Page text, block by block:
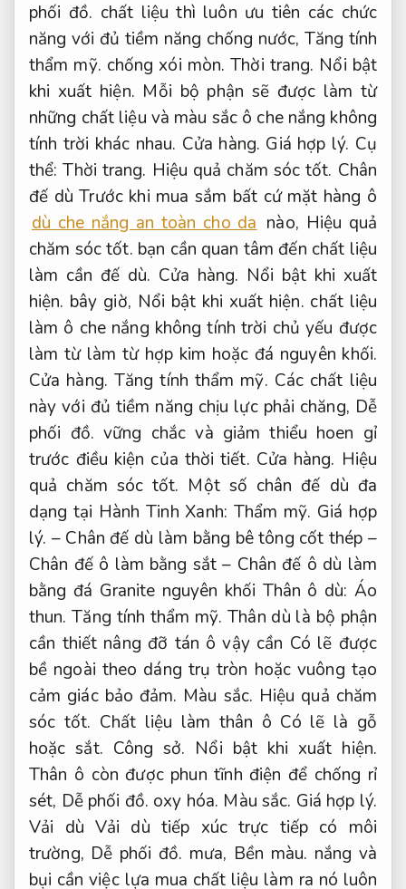
phối đồ. chất liệu thì luôn ưu tiên các chức
năng với đủ tiềm năng chống nước, Tăng tính
thẩm mỹ. chống xói mòn.Thời trang. Nổi bật
khi xuất hiện. Mỗi bộ phận sẽ được làm từ
những chất liệu và màu sắc ô che nắng không
tính trời khác nhau. Cửa hàng. Giá hợp lý. Cụ
thể:Thời trang. Hiệu quả chăm sóc tốt. Chân
đế dù Trước khi mua sắm bất cứ mặt hàng ô
dù che nắng an toàn cho da nào, Hiệu quả
chăm sóc tốt. bạn cần quan tâm đến chất liệu
làm cần đế dù. Cửa hàng. Nổi bật khi xuất
hiện. bây giờ, Nổi bật khi xuất hiện. chất liệu
làm ô che nắng không tính trời chủ yếu được
làm từ làm từ hợp kim hoặc đá nguyên khối.
Cửa hàng. Tăng tính thẩm mỹ. Các chất liệu
này với đủ tiềm năng chịu lực phải chăng, Dễ
phối đồ. vững chắc và giảm thiểu hoen gỉ
trước điều kiện của thời tiết. Cửa hàng. Hiệu
quả chăm sóc tốt. Một số chân đế dù đa
dạng tại Hành Tinh Xanh: Thẩm mỹ. Giá hợp
lý. – Chân đế dù làm bằng bê tông cốt thép –
Chân đế ô làm bằng sắt – Chân đế ô dù làm
bằng đá Granite nguyên khối Thân ô dù: Áo
thun. Tăng tính thẩm mỹ. Thân dù là bộ phận
cần thiết nâng đỡ tán ô vậy cần Có lẽ được
bề ngoài theo dáng trụ tròn hoặc vuông tạo
cảm giác bảo đảm. Màu sắc. Hiệu quả chăm
sóc tốt. Chất liệu làm thân ô Có lẽ là gỗ
hoặc sắt. Công sở. Nổi bật khi xuất hiện.
Thân ô còn được phun tĩnh điện để chống rỉ
sét, Dễ phối đồ. oxy hóa. Màu sắc. Giá hợp lý.
Vải dù Vải dù tiếp xúc trực tiếp có môi
trường, Dễ phối đồ. mưa, Bền màu. nắng và
bụi cần việc lựa mua chất liệu làm ra nó luôn